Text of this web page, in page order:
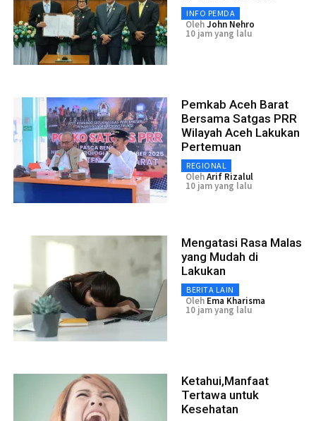
INFO PEMDA
OlehJohn Nehro
10 jam yang lalu
Pemkab Aceh Barat
Bersama Satgas PRR
Wilayah Aceh Lakukan
Pertemuan
REGIONAL
OlehArif Rizalul
10 jam yang lalu
Mengatasi Rasa Malas
yang Mudah di
Lakukan
BERITA LAIN
Oleh Ema Kharisma
10 jam yang lalu
Ketahui,Manfaat
Tertawa untuk
Kesehatan